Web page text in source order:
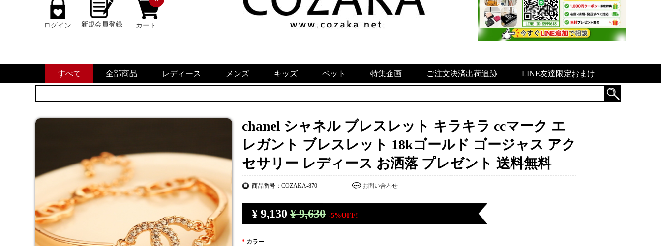
ログイン 新規会員登録 カート
すべて 全部商品 レディース メンズ キッズ ペット 特集企画 ご注文決済出荷追跡 LINE友達限定おまけ
chanel シャネル ブレスレット キラキラ ccマーク エ
レガント ブレスレット 18kゴールド ゴージャス アク
セサリー レディース お洒落 プレゼント 送料無料
商品番号：COZAKA-870 お問い合わせ
¥ 9,130 ¥ 9,630 -5%OFF!
* カラー